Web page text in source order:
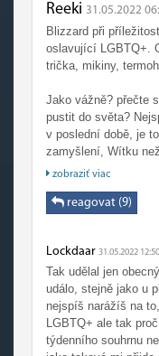
Reeki 31.05.2022
Blizzard při
oslavující LGBTQ+.
trička, mikiny,
Jako vážně? přečte
pustit do světa?
v poslední době, je
zamyšlení, Wítku
zde nedávat nic a
zobraziť viac
reagovat (9)
Lockdaar 31.05.2022 12:50
Tak udělal jen
událo, stejně jako u
nejspíš narážíš na
LGBTQ+ ale tak
týdenního souhrnu